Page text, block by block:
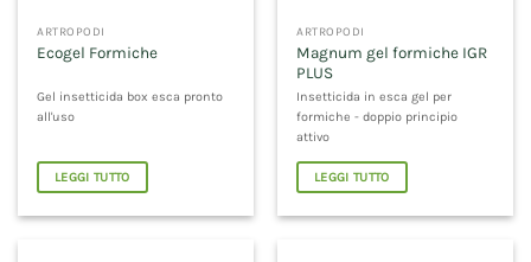
ARTROPODI
Ecogel Formiche
Gel insetticida box esca pronto
all'uso
LEGGI TUTTO
ARTROPODI
Magnum gel formiche IGR
PLUS
Insetticida in esca gel per
formiche - doppio principio
attivo
LEGGI TUTTO